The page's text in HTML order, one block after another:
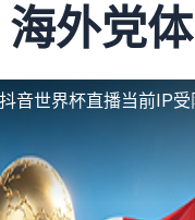
外党
音世界杯直播当前IP受